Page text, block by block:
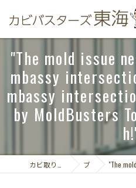
"The mold issue
mbassy
mbassy
by MoldBusters
ブログ "The mold issue near the